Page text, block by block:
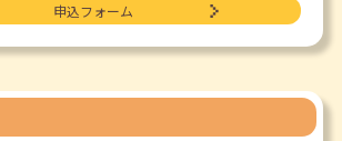
申込フォーム